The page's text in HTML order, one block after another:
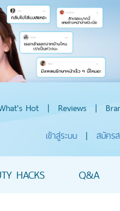
Hot | Reviews |
เข้าสู่ระบบ | สมัคร
HACKS Q&A